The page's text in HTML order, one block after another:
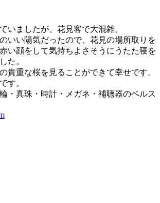
いましたが、花見客で大混雑。
いい陽気だったので、花見の場所取りを
い顔をして気持ちよさそうにうたた寝を
た。
貴重な桜を見ることができて幸せです。
す。
・真珠・時計・メガネ・補聴器のベルス